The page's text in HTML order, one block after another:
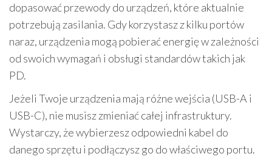
dopasować przewody do urządzeń, które aktualnie
potrzebują zasilania. Gdy korzystasz z kilku portów
naraz, urządzenia mogą pobierać energię w zależności
od swoich wymagań i obsługi standardów takich jak
PD.
Jeżeli Twoje urządzenia mają różne wejścia (USB-A i
USB-C), nie musisz zmieniać całej infrastruktury.
Wystarczy, że wybierzesz odpowiedni kabel do
danego sprzętu i podłączysz go do właściwego portu.